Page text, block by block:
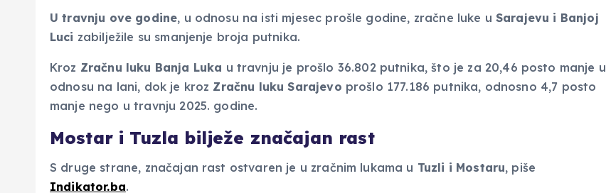
U travnju ove godine, u odnosu na isti mjesec prošle godine, zračne luke uSarajevu i Banjoj
Luci zabilježile su smanjenje broja putnika.
Kroz Zračnu luku Banja Luka u travnju je prošlo 36.802 putnika, što je za 20,46 posto manje u
odnosu na lani, dok je kroz Zračnu luku Sarajevo prošlo 177.186 putnika, odnosno 4,7 posto
manje nego u travnju 2025. godine.
Mostar i Tuzla bilježe značajan rast
S druge strane, značajan rast ostvaren je u zračnim lukama u Tuzli i Mostaru, piše
Indikator.ba.